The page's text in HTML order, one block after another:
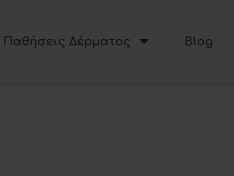
Παθήσεις Δέρματος Blog